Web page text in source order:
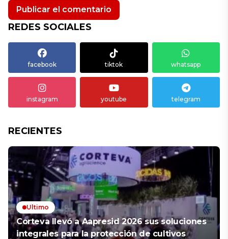
REDES SOCIALES
facebook tiktok whatsapp
instagram youtube telegram
RECIENTES
Ultimo
Corteva llevó a Aapresid 2026 sus soluciones
integrales para la protección de cultivos